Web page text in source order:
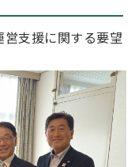
支援に関する要望